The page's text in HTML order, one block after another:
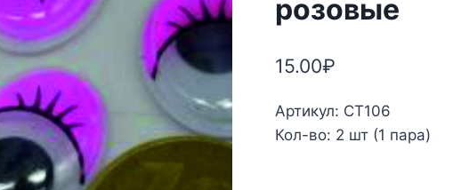
розовые
15.00₽
Артикул: СТ106
Кол-во: 2 шт (1 пара)